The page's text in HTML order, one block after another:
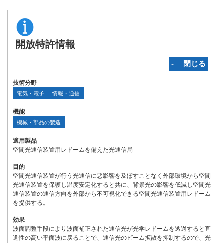
開放特許情報
‐ 閉じる
技術分野
電気・電子 情報・通信
機能
機械・部品の製造
適用製品
空間光通信装置用レドームを備えた光通信局
目的
空間光通信装置が行う光通信に悪影響を及ぼすことなく外部環境から空間
光通信装置を保護し温度安定化すると共に、背景光の影響を低減し空間光
通信装置の通信方向を外部から不可視化できる空間光通信装置用レドーム
を提供する。
効果
波面調整手段により波面補正された通信光が光学レドームを透過すると直
進性の高い平面波に戻ることで、通信光のビーム拡散を抑制するので、光